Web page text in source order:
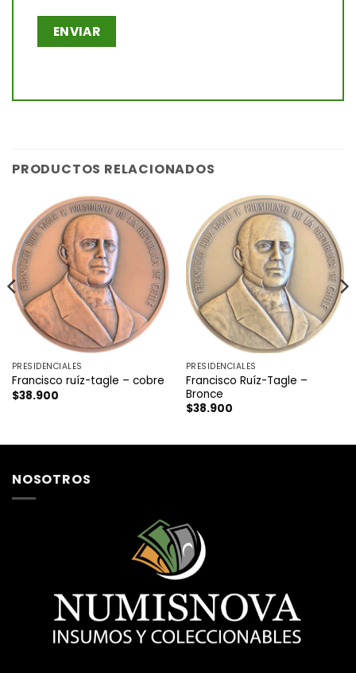
PRODUCTOS RELACIONADOS
PRESIDENCIALES
Francisco ruíz-tagle – cobre
$38.900
PRESIDENCIALES
Francisco Ruíz-Tagle –
Bronce
$38.900
NOSOTROS